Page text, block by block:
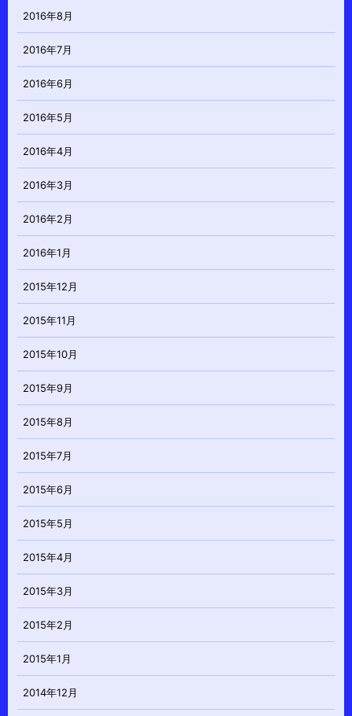
2016年8月
2016年7月
2016年6月
2016年5月
2016年4月
2016年3月
2016年2月
2016年1月
2015年12月
2015年11月
2015年10月
2015年9月
2015年8月
2015年7月
2015年6月
2015年5月
2015年4月
2015年3月
2015年2月
2015年1月
2014年12月